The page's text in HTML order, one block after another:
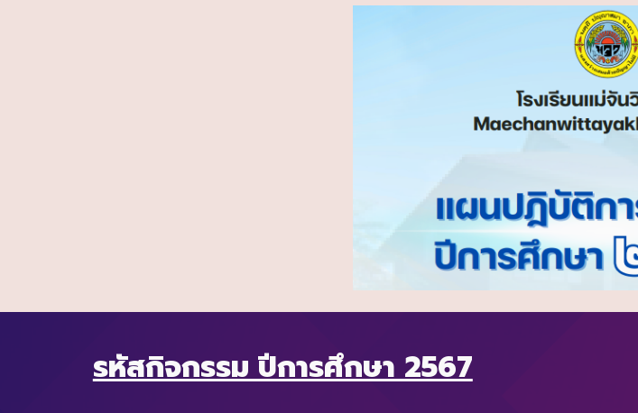
รหัสกิจกรรม ปีการศึกษา 2567